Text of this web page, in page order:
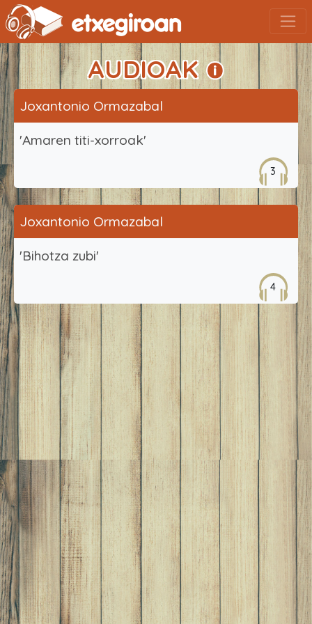
AUDIOAK
Joxantonio Ormazabal
'Amaren titi-xorroak'
3
Joxantonio Ormazabal
'Bihotza zubi'
4